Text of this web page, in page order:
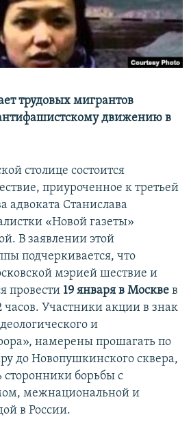
трудовых мигрантов
движению в
столице состоится
приуроченное к третьей
адвоката Станислава
«Новой газеты»
В заявлении этой
подчеркивается, что
мэрией шествие и
провести 19 января в Москве в
часов. Участники акции в знак
и
намерены прошагать по
до Новопушкинского сквера,
сторонники борьбы с
межнациональной и
в России.